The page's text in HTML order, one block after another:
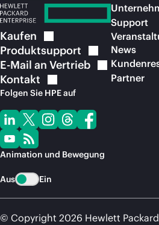
Kaufen
Produktsupport
E-Mail an Vertrieb
Kontakt
Folgen Sie HPE auf
Animation und Bewegung
Aus Ein
Support
News
Partner
© Copyright 2026 Hewlett